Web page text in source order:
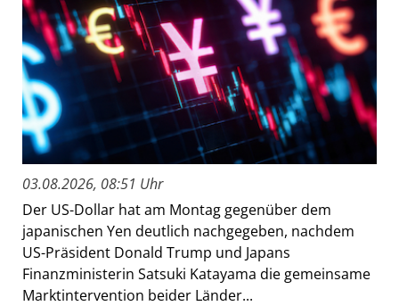
03.08.2026, 08:51 Uhr
Der US-Dollar hat am Montag gegenüber dem
japanischen Yen deutlich nachgegeben, nachdem
US-Präsident Donald Trump und Japans
Finanzministerin Satsuki Katayama die gemeinsame
Marktintervention beider Länder...